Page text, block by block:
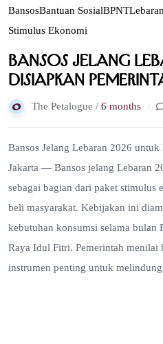
BansosBantuan SosialBPNT
Stimulus Ekonomi
Bansos Jelang
Disiapkan
The Petalogue / 6 months
Bansos Jelang Lebaran 2026
Jakarta — Bansos jelang Lebaran
sebagai bagian dari paket stimulus
beli masyarakat. Kebijakan ini
kebutuhan konsumsi selama bulan
Raya Idul Fitri. Pemerintah menilai
instrumen penting untuk